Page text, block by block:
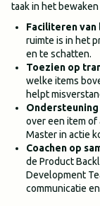
taak in het
Faciliteren
ruimte is in het
en te schatten.
Toezien op
welke items
helpt
over een item of
Master in actie
Coachen op
de Product
Development
communicatie